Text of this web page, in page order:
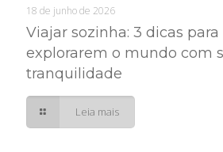
18 de junho de 2026
Viajar sozinha: 3 dicas
explorarem o mundo com
tranquilidade
Leia mais